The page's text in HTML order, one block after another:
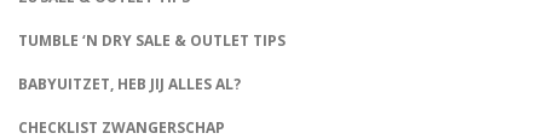
TUMBLE ‘N DRY SALE & OUTLET TIPS
BABYUITZET, HEB JIJ ALLES AL?
CHECKLIST ZWANGERSCHAP